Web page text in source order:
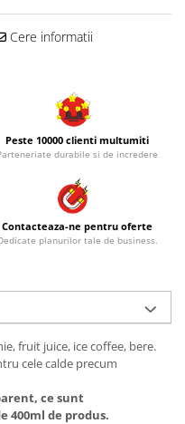
Cere informatii
Peste 10000 clienti multumiti
durabile si de incredere
Contacteaza-ne pentru oferte
planurilor tale de business.
fruit juice, ice coffee, bere.
cele calde precum
ce sunt
400ml de produs.